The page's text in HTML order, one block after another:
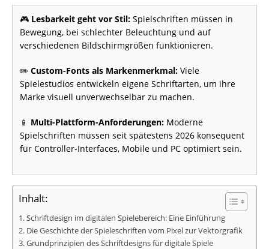
🎮 Lesbarkeit geht vor Stil: Spielschriften müssen in
Bewegung, bei schlechter Beleuchtung und auf
verschiedenen Bildschirmgrößen funktionieren.
✏️ Custom-Fonts als Markenmerkmal: Viele
Spielestudios entwickeln eigene Schriftarten, um ihre
Marke visuell unverwechselbar zu machen.
📱 Multi-Plattform-Anforderungen: Moderne
Spielschriften müssen seit spätestens 2026 konsequent
für Controller-Interfaces, Mobile und PC optimiert sein.
Inhalt:
Schriftdesign im digitalen Spielebereich: Eine Einführung
Die Geschichte der Spieleschriften vom Pixel zur Vektorgrafik
Grundprinzipien des Schriftdesigns für digitale Spiele